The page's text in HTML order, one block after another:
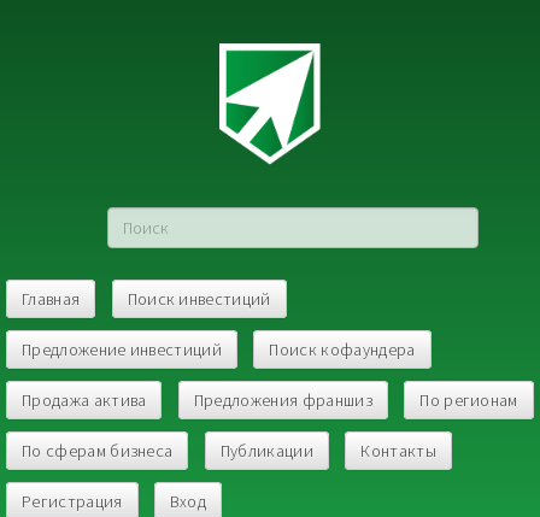
Главная Поиск инвестиций
Предложение инвестиций Поиск кофаундера
Продажа актива Предложения франшиз По регионам
По сферам бизнеса Публикации Контакты
Регистрация Вход